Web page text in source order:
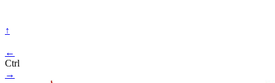
↑
←
Ctrl
→